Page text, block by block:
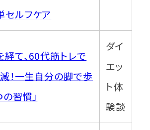
セルフケア
経て、60代筋トレで
！一生自分の脚で歩
の習慣」
ダイ
エッ
ト体
験談